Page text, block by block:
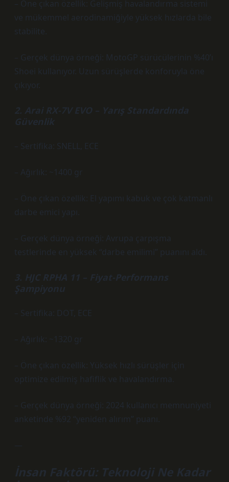
– Öne çıkan özellik: Gelişmiş havalandırma sistemi
ve mükemmel aerodinamiğiyle yüksek hızlarda bile
stabilite.
– Gerçek dünya örneği: MotoGP sürücülerinin %40’ı
Shoei kullanıyor. Uzun sürüşlerde konforuyla öne
çıkıyor.
2. Arai RX-7V EVO – Yarış Standardında
Güvenlik
– Sertifika: SNELL, ECE
– Ağırlık: ~1400 gr
– Öne çıkan özellik: El yapımı kabuk ve çok katmanlı
darbe emici yapı.
– Gerçek dünya örneği: Avrupa çarpışma
testlerinde en yüksek “darbe emilimi” puanını aldı.
3. HJC RPHA 11 – Fiyat-Performans
Şampiyonu
– Sertifika: DOT, ECE
– Ağırlık: ~1320 gr
– Öne çıkan özellik: Yüksek hızlı sürüşler için
optimize edilmiş hafiflik ve havalandırma.
– Gerçek dünya örneği: 2024 kullanıcı memnuniyeti
anketinde %92 “yeniden alırım” puanı.
—
İnsan Faktörü: Teknoloji Ne Kadar